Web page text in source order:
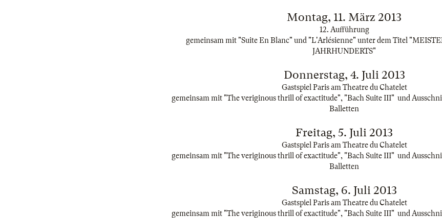
Montag, 11. März 2013
12. Aufführung
gemeinsam mit "Suite En Blanc" und "L'Arlésienne" unter dem Titel
JAHRHUNDERTS"
Donnerstag, 4. Juli 2013
Gastspiel Paris am Theatre du Chatelet
gemeinsam mit "The veriginous thrill of exactitude", "Bach Suite III" und
Balletten
Freitag, 5. Juli 2013
Gastspiel Paris am Theatre du Chatelet
gemeinsam mit "The veriginous thrill of exactitude", "Bach Suite III" und
Balletten
Samstag, 6. Juli 2013
Gastspiel Paris am Theatre du Chatelet
gemeinsam mit "The veriginous thrill of exactitude", "Bach Suite III" und